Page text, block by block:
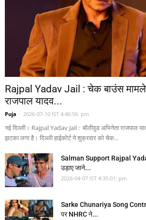
Rajpal Yadav Jail : चेक बाउंस
राजपाल यादव...
Puja - 2026-07-10 IST 4:46:56: pm
नई दिल्ली। Rajpal Yadav Jail : बॉलीवुड अभिनेता राजपाल
झटका लगा है। दिल्ली हाईकोर्ट ने शुक्रवार को चेक...
Salman Support Rajpal
उड़ाए जाने...
2026-04-07 IST 4:35:01: pm
Sarke Chunariya Song
पर NHRC ने...